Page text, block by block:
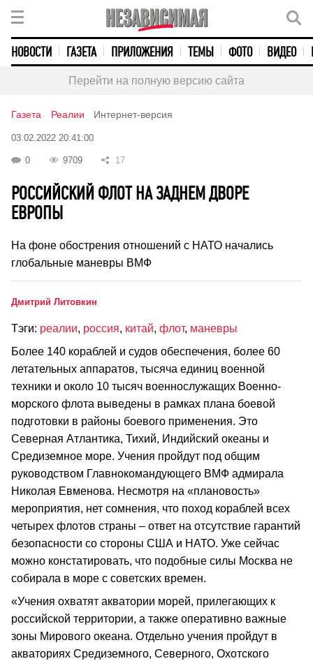
НОВОСТИ ГАЗЕТА ПРИЛОЖЕНИЯ ТЕМЫ ФОТО ВИДЕО
Перейти на полную версию сайта
Газета Реалии Интернет-версия
03.02.2022 20:41:00
0 9709 17
РОССИЙСКИЙ ФЛОТ НА ЗАДНЕМ ДВОРЕ
ЕВРОПЫ
На фоне обострения отношений с НАТО начались
глобальные маневры ВМФ
Дмитрий Литовкин
Тэги: реалии, россия, китай, флот, маневры
Более 140 кораблей и судов обеспечения, более 60
летательных аппаратов, тысяча единиц военной
техники и около 10 тысяч военнослужащих Военно-
морского флота выведены в рамках плана боевой
подготовки в районы боевого применения. Это
Северная Атлантика, Тихий, Индийский океаны и
Средиземное море. Учения пройдут под общим
руководством Главнокомандующего ВМФ адмирала
Николая Евменова. Несмотря на «плановость»
мероприятия, нет сомнения, что поход кораблей всех
четырех флотов страны – ответ на отсутствие гарантий
безопасности со стороны США и НАТО. Уже сейчас
можно констатировать, что подобные силы Москва не
собирала в море с советских времен.
«Учения охватят акватории морей, прилегающих к
российской территории, а также оперативно важные
зоны Мирового океана. Отдельно учения пройдут в
акваториях Средиземного, Северного, Охотского